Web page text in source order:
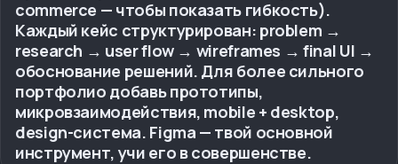
commerce — чтобы показать гибкость).
Каждый кейс структурирован: problem →
research → user flow → wireframes → final UI →
обоснование решений. Для более сильного
портфолио добавь прототипы,
микровзаимодействия, mobile + desktop,
design-система. Figma — твой основной
инструмент, учи его в совершенстве.